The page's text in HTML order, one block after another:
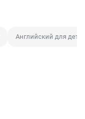
Английский для детей